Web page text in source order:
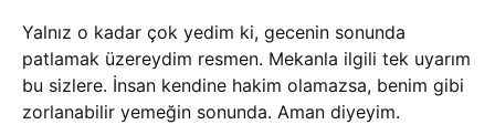
Yalnız o kadar çok yedim ki, gecenin sonunda
patlamak üzereydim resmen. Mekanla ilgili tek uyarım
bu sizlere. İnsan kendine hakim olamazsa, benim gibi
zorlanabilir yemeğin sonunda. Aman diyeyim.